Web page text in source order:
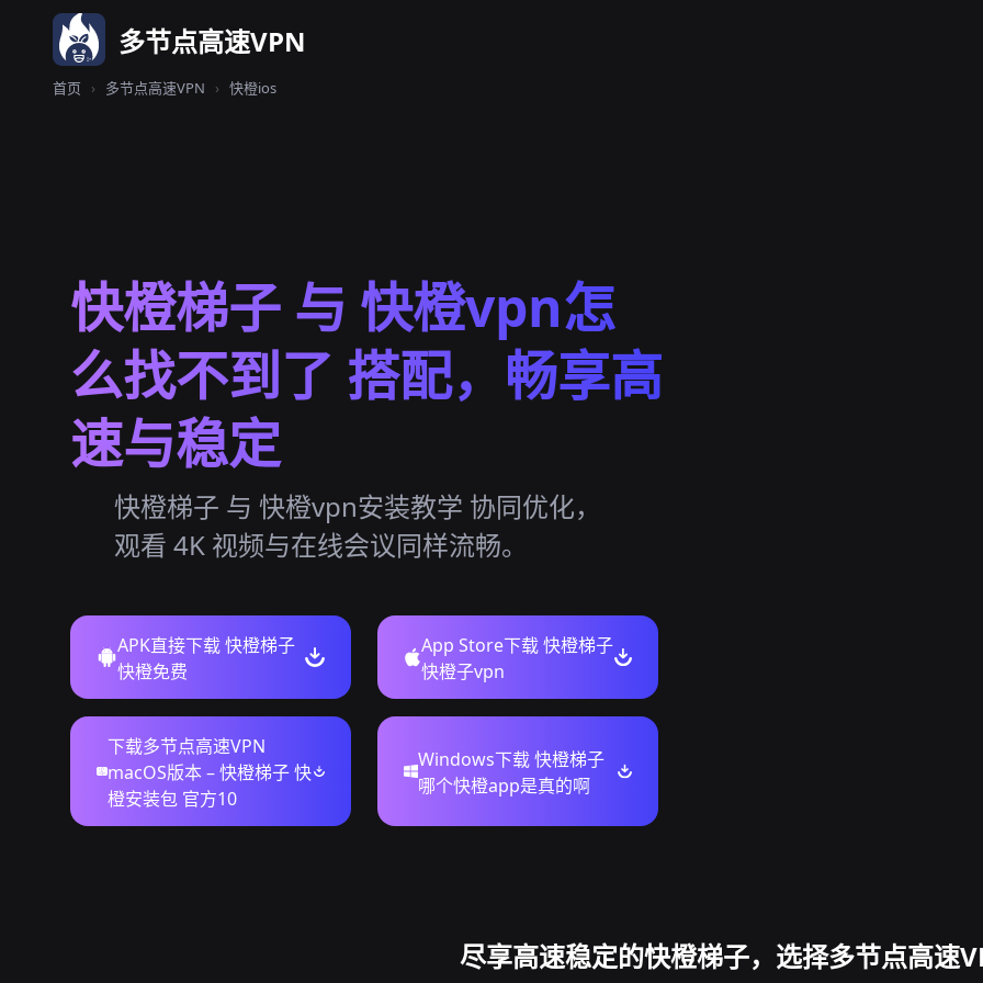
多节点高速VPN
首页 › 多节点高速VPN › 快橙ios
快橙梯子 与 快橙vpn怎
么找不到了 搭配，畅享高
速与稳定
快橙梯子 与 快橙vpn安装教学 协同优化，
观看 4K 视频与在线会议同样流畅。
APK直接下载 快橙梯子
快橙免费
App Store下载 快橙梯子
快橙子vpn
下载多节点高速VPN
macOS版本 – 快橙梯子 快
橙安装包 官方10
Windows下载 快橙梯子
哪个快橙app是真的啊
尽享高速稳定的快橙梯子，选择多节点高速